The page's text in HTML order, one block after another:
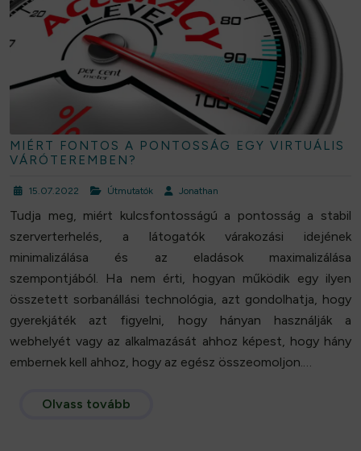
MIÉRT FONTOS A PONTOSSÁG EGY VIRTUÁLIS
VÁRÓTEREMBEN?
15.07.2022 Útmutatók Jonathan
Tudja meg, miért kulcsfontosságú a pontosság a stabil
szerverterhelés, a látogatók várakozási idejének
minimalizálása és az eladások maximalizálása
szempontjából. Ha nem érti, hogyan működik egy ilyen
összetett sorbanállási technológia, azt gondolhatja, hogy
gyerekjáték azt figyelni, hogy hányan használják a
webhelyét vagy az alkalmazását ahhoz képest, hogy hány
embernek kell ahhoz, hogy az egész összeomoljon.…
Olvass tovább